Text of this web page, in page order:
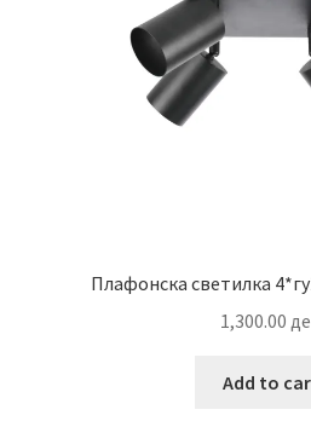
Плафонска светилка
1,300.00
Add to